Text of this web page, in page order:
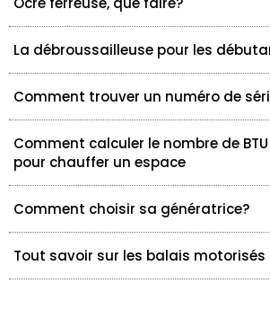
La débroussailleuse pour les
Comment trouver un numéro de
Comment calculer le nombre de
pour chauffer un espace
Comment choisir sa génératrice?
Tout savoir sur les balais motorisés